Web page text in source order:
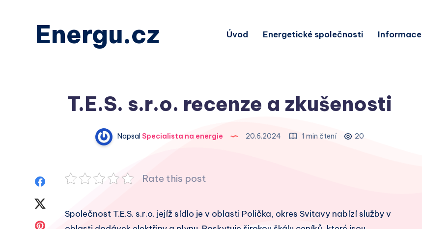
Energu.cz Úvod Energetické společnosti Informace
T.E.S. s.r.o. recenze a zkušenosti
NapsalSpecialista na energie 20.6.2024 1 min čtení 20
Sdílet
Facebook
Sdílet
Rate this post
Společnost T.E.S. s.r.o. jejíž sídlo je v oblasti Polička, okres Svitavy nabízí služby v